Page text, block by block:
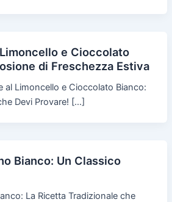
e Cioccolato
di Freschezza Estiva
al Limoncello e Cioccolato Bianco:
Devi Provare! […]
Bianco: Un Classico
La Ricetta Tradizionale che